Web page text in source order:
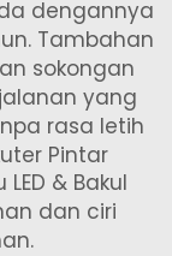
dengannya
Tambahan
sokongan
yang
rasa letih
Pintar
& Bakul
dan ciri